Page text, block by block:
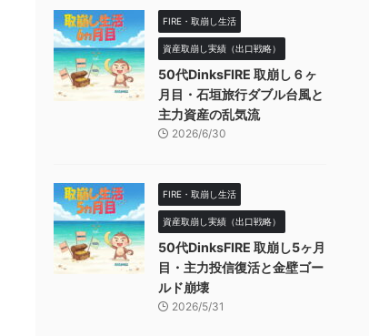
FIRE・取崩し生活
資産取崩し実績（出口戦略）
50代DinksFIRE 取崩し６ヶ
月目・石垣旅行ダブル台風と
主力資産の乱気流
2026/6/30
FIRE・取崩し生活
資産取崩し実績（出口戦略）
50代DinksFIRE 取崩し5ヶ月
目・主力投信復活と金壁ゴー
ルド崩壊
2026/5/31